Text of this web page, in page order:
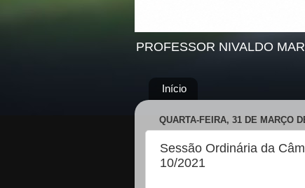
PROFESSOR NIVALDO
Início
QUARTA-FEIRA, 31 DE MARÇO
Sessão Ordinária da
10/2021